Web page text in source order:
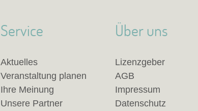
Service
Aktuelles
Veranstaltung planen
Ihre Meinung
Unsere Partner
Über uns
Lizenzgeber
AGB
Impressum
Datenschutz